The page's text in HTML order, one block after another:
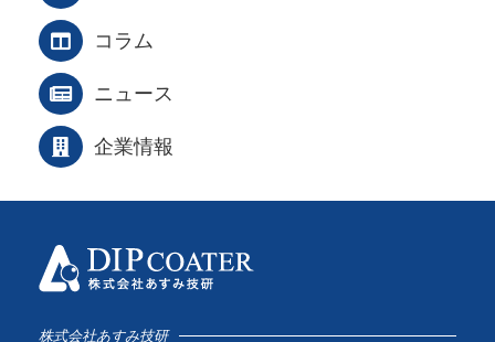
コラム
ニュース
企業情報
株式会社あすみ技研